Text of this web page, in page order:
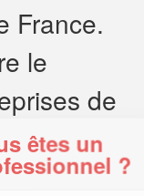
France.
le
de
un
?